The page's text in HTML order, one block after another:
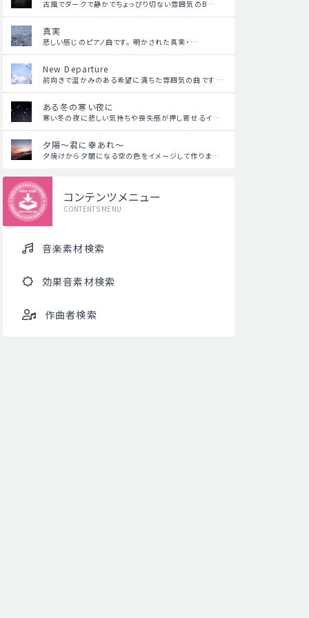
古風でダークで静かでちょっぴり切ない雰囲気のB…
真実
悲しい感じのピアノ曲です。 明かされた真実・…
New Departure
前向きで温かみのある希望に満ちた雰囲気の曲です…
ある冬の寒い夜に
寒い冬の夜に悲しい気持ちや喪失感が押し寄せるイ…
夕陽～君に幸あれ～
夕焼けから夕闇になる空の色をイメージして作りま…
コンテンツメニュー
CONTENTS MENU
音楽素材検索
効果音素材検索
作曲者検索